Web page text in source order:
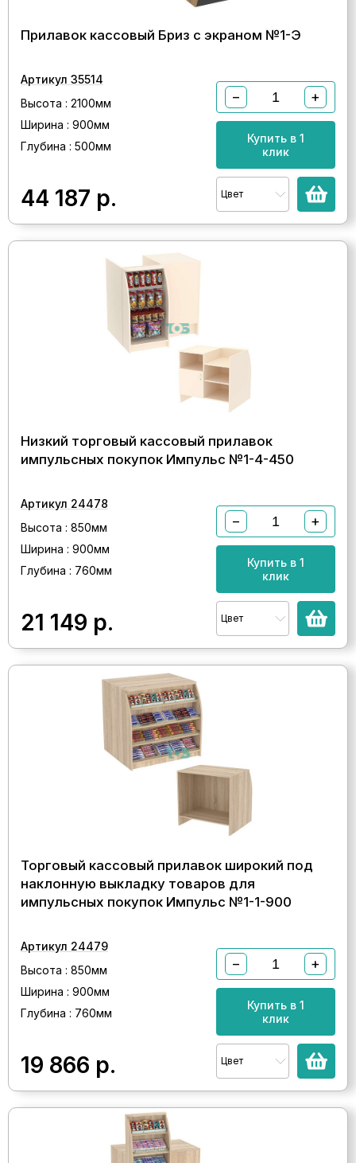
Прилавок кассовый Бриз с экраном №1-Э
Артикул 35514
Высота : 2100мм
Ширина : 900мм
Глубина : 500мм
44 187 р.
− +
Купить в 1
клик
Цвет
Низкий торговый кассовый прилавок
импульсных покупок Импульс №1-4-450
Артикул 24478
Высота : 850мм
Ширина : 900мм
Глубина : 760мм
21 149 р.
− +
Купить в 1
клик
Цвет
Торговый кассовый прилавок широкий под
наклонную выкладку товаров для
импульсных покупок Импульс №1-1-900
Артикул 24479
Высота : 850мм
Ширина : 900мм
Глубина : 760мм
19 866 р.
− +
Купить в 1
клик
Цвет